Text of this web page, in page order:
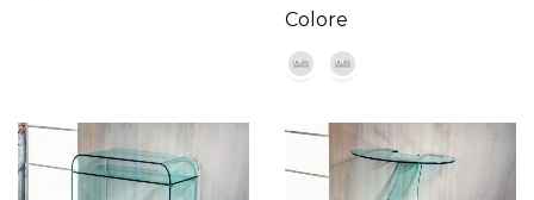
Colore